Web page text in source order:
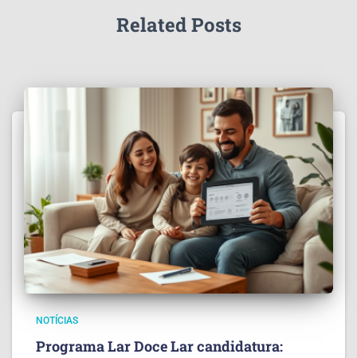
Related Posts
NOTÍCIAS
Programa Lar Doce Lar candidatura: